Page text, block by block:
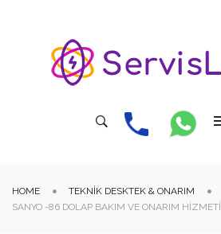
HOME
TEKNIK DESKTEK & ONARIM
SANYO -86 DOLAP BAKIM VE ONARIM HIZMETI